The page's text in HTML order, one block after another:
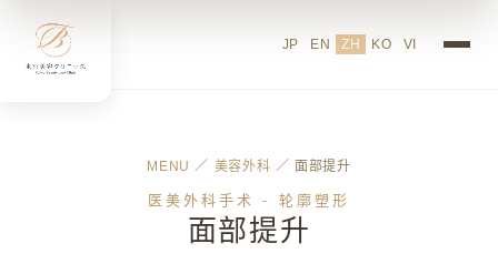
JP EN ZH KO VI
MENU ／ 美容外科 ／ 面部提升
医美外科手术 - 轮廓塑形
面部提升